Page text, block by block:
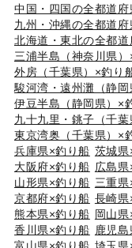
中国・四国の全都道
九州・沖縄の全都道
北海道・東北の全都
三浦半島（神奈川県
外房（千葉県）×釣り
駿河湾・遠州灘（静
伊豆半島（静岡県）×
九十九里・銚子（千
東京湾奥（千葉県）×
兵庫県×釣り船 茨城県
大阪府×釣り船 広島
山形県×釣り船 三重
京都府×釣り船 長崎県
熊本県×釣り船 岡山
香川県×釣り船 鹿児
富山県×釣り船 埼玉県